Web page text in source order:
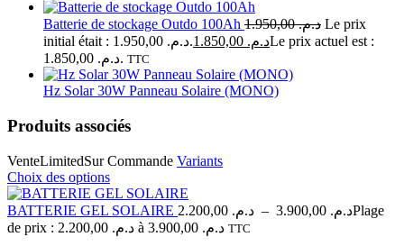
Batterie de stockage Outdo 100Ah د.م.1.950,00
Le prix
initial était : د.م. 1.950,00.
د.م.Le prix actuel est :
د.م. 1.850,00. TTC
Hz Solar 30W Panneau Solaire (MONO)
Produits associés
VenteLimitedSur Commande Variants
Choix des options
BATTERIE GEL SOLAIRE د.م. – د.م.Plage
de prix : د.م. 2.200,00 à د.م. 3.900,00 TTC